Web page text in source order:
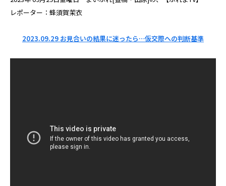
レポーター：蜂須賀茉衣
2023.09.29 お見合いの結果に迷ったら…仮交際への判断基準